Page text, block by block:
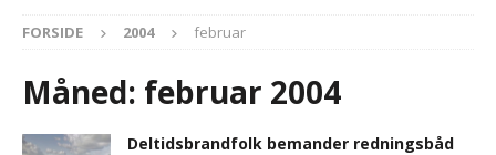
FORSIDE 2004 februar
Måned: februar 2004
Deltidsbrandfolk bemander redningsbåd